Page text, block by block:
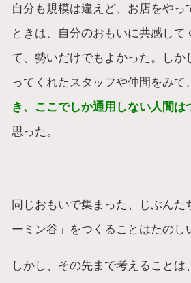
自分も規模は違えど、お店をやっ
ときは、自分のおもいに共感して
て、勢いだけでもよかった。しか
ってくれたスタッフや仲間をみて
き、ここでしか通用しない人間は
思った。
同じおもいで集まった、じぶんた
ーミン谷」をつくることはたのし
しかし、その先まで考えることは